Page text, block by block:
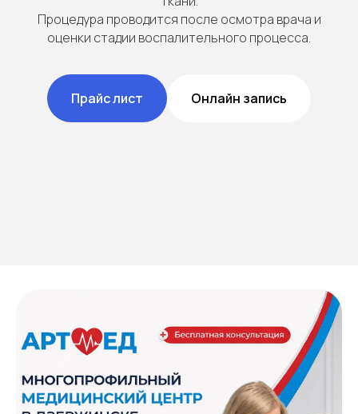
Процедура проводится после осмотра врача и
оценки стадии воспалительного процесса.
Прайс лист Онлайн запись